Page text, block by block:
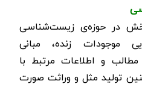
در حوزه‌ی زیست‌شناسی
موجودات زنده، مبانی
مطالب و اطلاعات مرتبط با
تولید مثل و وراثت صورت